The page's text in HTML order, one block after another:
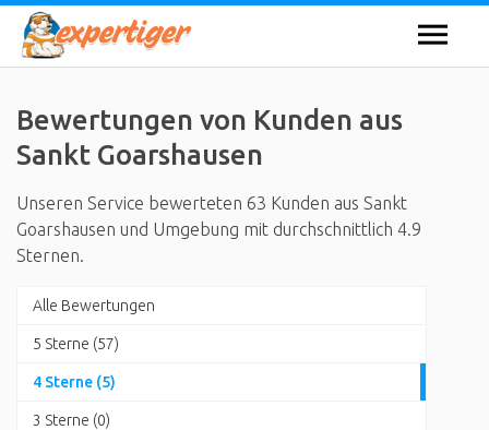
Bewertungen von Kunden aus
Sankt Goarshausen
Unseren Service bewerteten 63 Kunden aus Sankt
Goarshausen und Umgebung mit durchschnittlich 4.9
Sternen.
Alle Bewertungen
5 Sterne (57)
4 Sterne (5)
3 Sterne (0)